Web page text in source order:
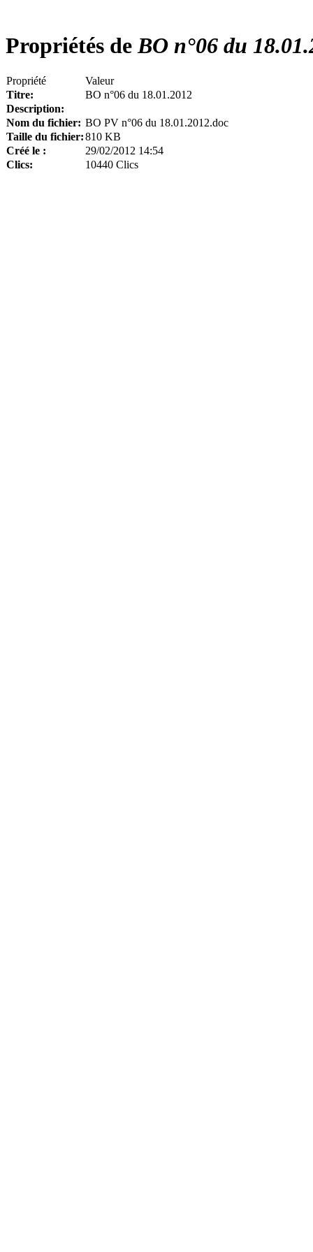
Propriétés deBO n°06 du
Propriété
Valeur
Titre:
BO n°06 du 18.01.2012
Description:
Nom du fichier: BO PV n°06 du 18.01.2012.doc
Taille du fichier:810 KB
Créé le :
29/02/2012 14:54
Clics:
10440 Clics